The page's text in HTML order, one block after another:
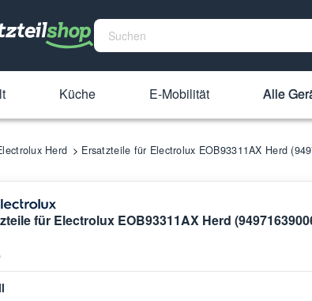
Küche E-Mobilität Alle
Herd Ersatzteile für Electrolux EOB93311AX Herd
für Electrolux EOB93311AX Herd